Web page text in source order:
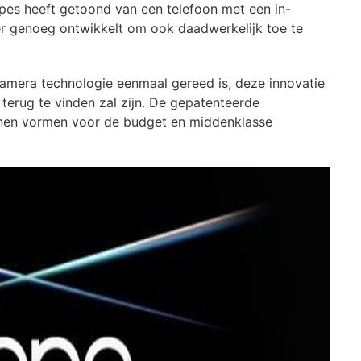
heeft getoond van een telefoon met een in-
genoeg ontwikkelt om ook daadwerkelijk toe te
technologie eenmaal gereed is, deze innovatie
te vinden zal zijn. De gepatenteerde
vormen voor de budget en middenklasse